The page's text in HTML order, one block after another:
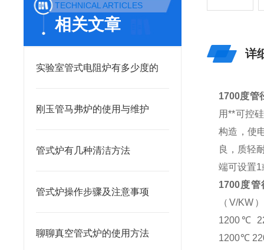
TECHNICAL ARTICLES
相关文章
实验室管式电阻炉有多少度的
刚玉管马弗炉的使用与维护
管式炉有几种清洁方法
管式炉操作步骤及注意事项
聊聊真空管式炉的使用方法
详
1700度管
用**可控
构造，使
良，质轻
端可设置
1700度
（V/KW
1200℃
1200℃